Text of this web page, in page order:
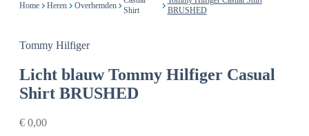
Home Heren Overhemden
Shirt
BRUSHED
Tommy Hilfiger
Licht blauw Tommy Hilfiger Casual
Shirt BRUSHED
€ 0,00